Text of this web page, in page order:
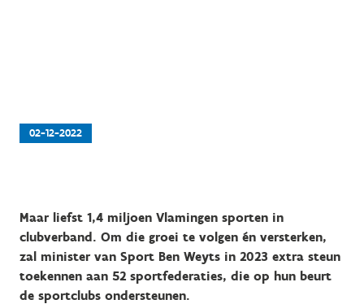
02-12-2022
Maar liefst 1,4 miljoen Vlamingen sporten in
clubverband. Om die groei te volgen én versterken,
zal minister van Sport Ben Weyts in 2023 extra steun
toekennen aan 52 sportfederaties, die op hun beurt
de sportclubs ondersteunen.